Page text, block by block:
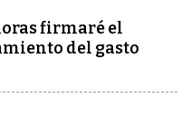
firmaré el
del gasto